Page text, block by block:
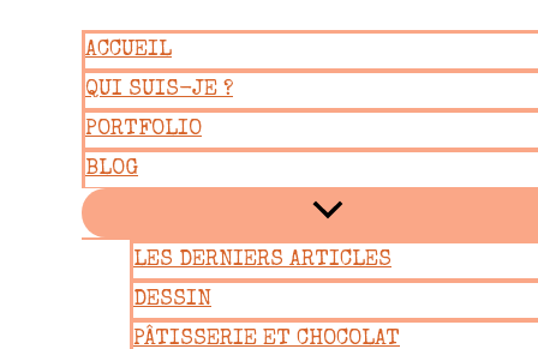
contenu
ACCUEIL
QUI SUIS-JE ?
PORTFOLIO
BLOG
LES DERNIERS ARTICLES
DESSIN
PÂTISSERIE ET CHOCOLAT